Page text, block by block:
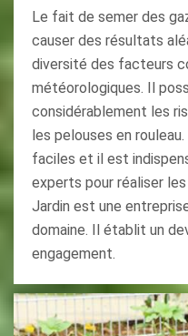
Le fait de semer des
causer des résultats
diversité des facteurs
météorologiques. Il
considérablement les
les pelouses en
faciles et il est
experts pour réaliser
Jardin est une
domaine. Il établit un
engagement.